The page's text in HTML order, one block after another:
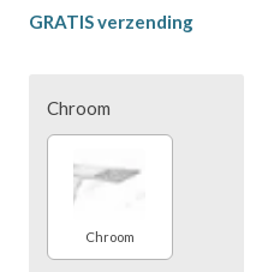
GRATIS verzending
Chroom
Chroom